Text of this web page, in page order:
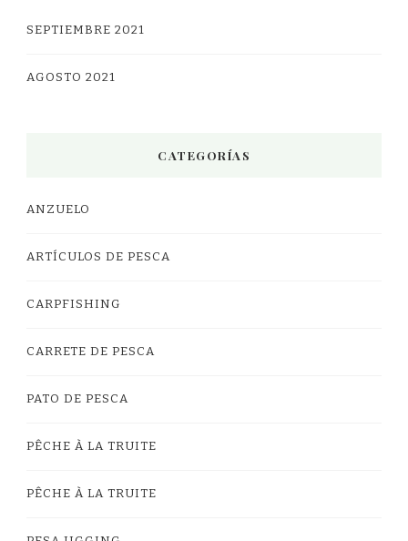
SEPTIEMBRE 2021
AGOSTO 2021
CATEGORÍAS
ANZUELO
ARTÍCULOS DE PESCA
CARPFISHING
CARRETE DE PESCA
PATO DE PESCA
PÊCHE À LA TRUITE
PÊCHE À LA TRUITE